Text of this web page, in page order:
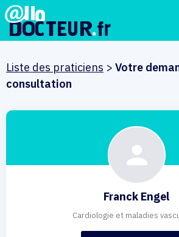
Liste des praticiens > Votre
consultation
Franck Engel
Cardiologie et maladies